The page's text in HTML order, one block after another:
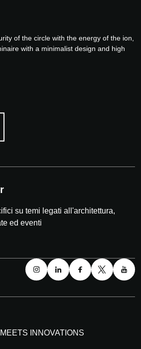
of the circle with the energy of the ion,
with a minimalist design and high
su temi legati all'architettura,
ed eventi
INNOVATIONS